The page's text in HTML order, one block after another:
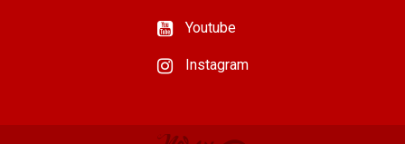
Youtube
Instagram